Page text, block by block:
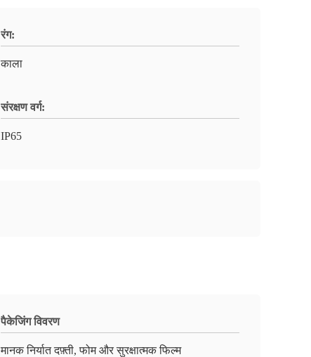
रंग:
काला
संरक्षण वर्ग:
IP65
पैकेजिंग विवरण
मानक निर्यात दफ़्ती, फोम और सुरक्षात्मक फिल्म